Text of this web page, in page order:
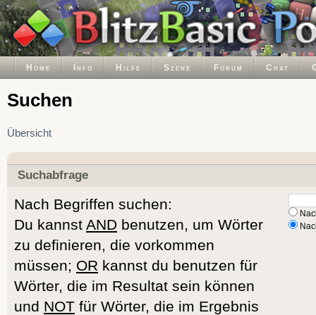
Home Info Hilfe Szene Forum Chat
Suchen
Übersicht
Suchabfrage
Nach Begriffen suchen:
Du kannst AND benutzen, um Wörter
zu definieren, die vorkommen
müssen; OR kannst du benutzen für
Wörter, die im Resultat sein können
und NOT für Wörter, die im Ergebnis